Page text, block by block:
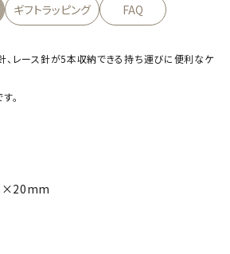
ギフトラッピング FAQ
、レース針が5本収納できる持ち運びに便利なケ
。